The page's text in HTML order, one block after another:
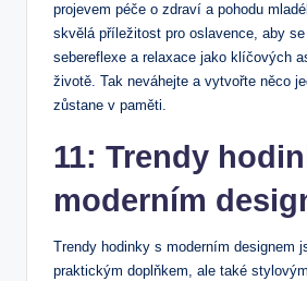
projevem péče o zdraví a pohodu
skvělá příležitost pro oslavence, aby
sebereflexe a relaxace jako klíčových
životě. Tak neváhejte a vytvořte něco
zůstane v paměti.
11: Trendy
moderním
Trendy hodinky s moderním designem
praktickým doplňkem, ale také